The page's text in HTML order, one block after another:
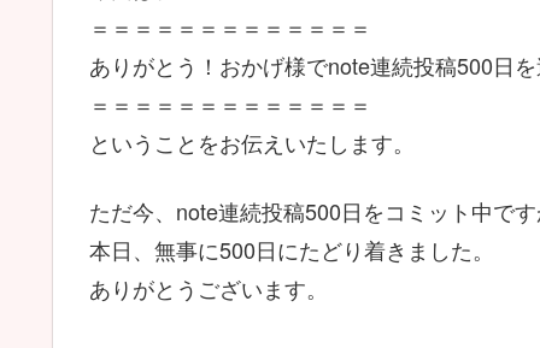
＝＝＝＝＝＝＝＝＝＝＝＝＝
ありがとう！おかげ様でnote連続投稿500日を
＝＝＝＝＝＝＝＝＝＝＝＝＝
ということをお伝えいたします。
ただ今、note連続投稿500日をコミット中です
本日、無事に500日にたどり着きました。
ありがとうございます。